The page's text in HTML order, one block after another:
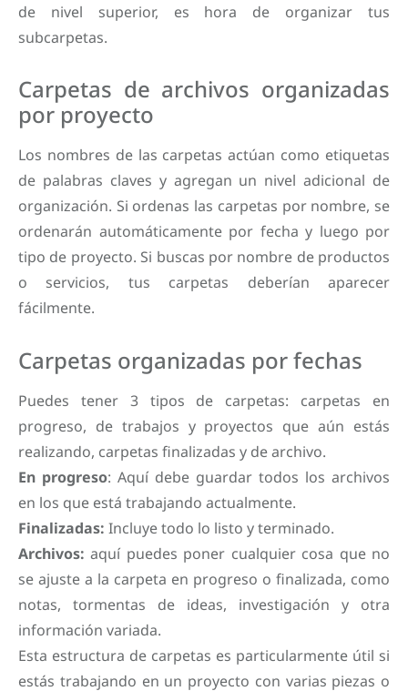
de nivel superior, es hora de organizar tus
subcarpetas.
Carpetas de archivos organizadas
por proyecto
Los nombres de las carpetas actúan como etiquetas
de palabras claves y agregan un nivel adicional de
organización. Si ordenas las carpetas por nombre, se
ordenarán automáticamente por fecha y luego por
tipo de proyecto. Si buscas por nombre de productos
o servicios, tus carpetas deberían aparecer
fácilmente.
Carpetas organizadas por fechas
Puedes tener 3 tipos de carpetas: carpetas en
progreso, de trabajos y proyectos que aún estás
realizando, carpetas finalizadas y de archivo.
En progreso: Aquí debe guardar todos los archivos
en los que está trabajando actualmente.
Finalizadas: Incluye todo lo listo y terminado.
Archivos: aquí puedes poner cualquier cosa que no
se ajuste a la carpeta en progreso o finalizada, como
notas, tormentas de ideas, investigación y otra
información variada.
Esta estructura de carpetas es particularmente útil si
estás trabajando en un proyecto con varias piezas o